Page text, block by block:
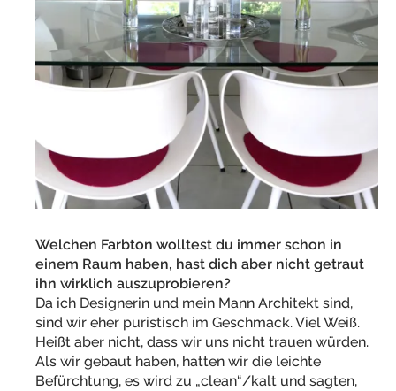
Welchen Farbton wolltest du immer schon in
einem Raum haben, hast dich aber nicht getraut
ihn wirklich auszuprobieren?
Da ich Designerin und mein Mann Architekt sind,
sind wir eher puristisch im Geschmack. Viel Weiß.
Heißt aber nicht, dass wir uns nicht trauen würden.
Als wir gebaut haben, hatten wir die leichte
Befürchtung, es wird zu „clean“/kalt und sagten,